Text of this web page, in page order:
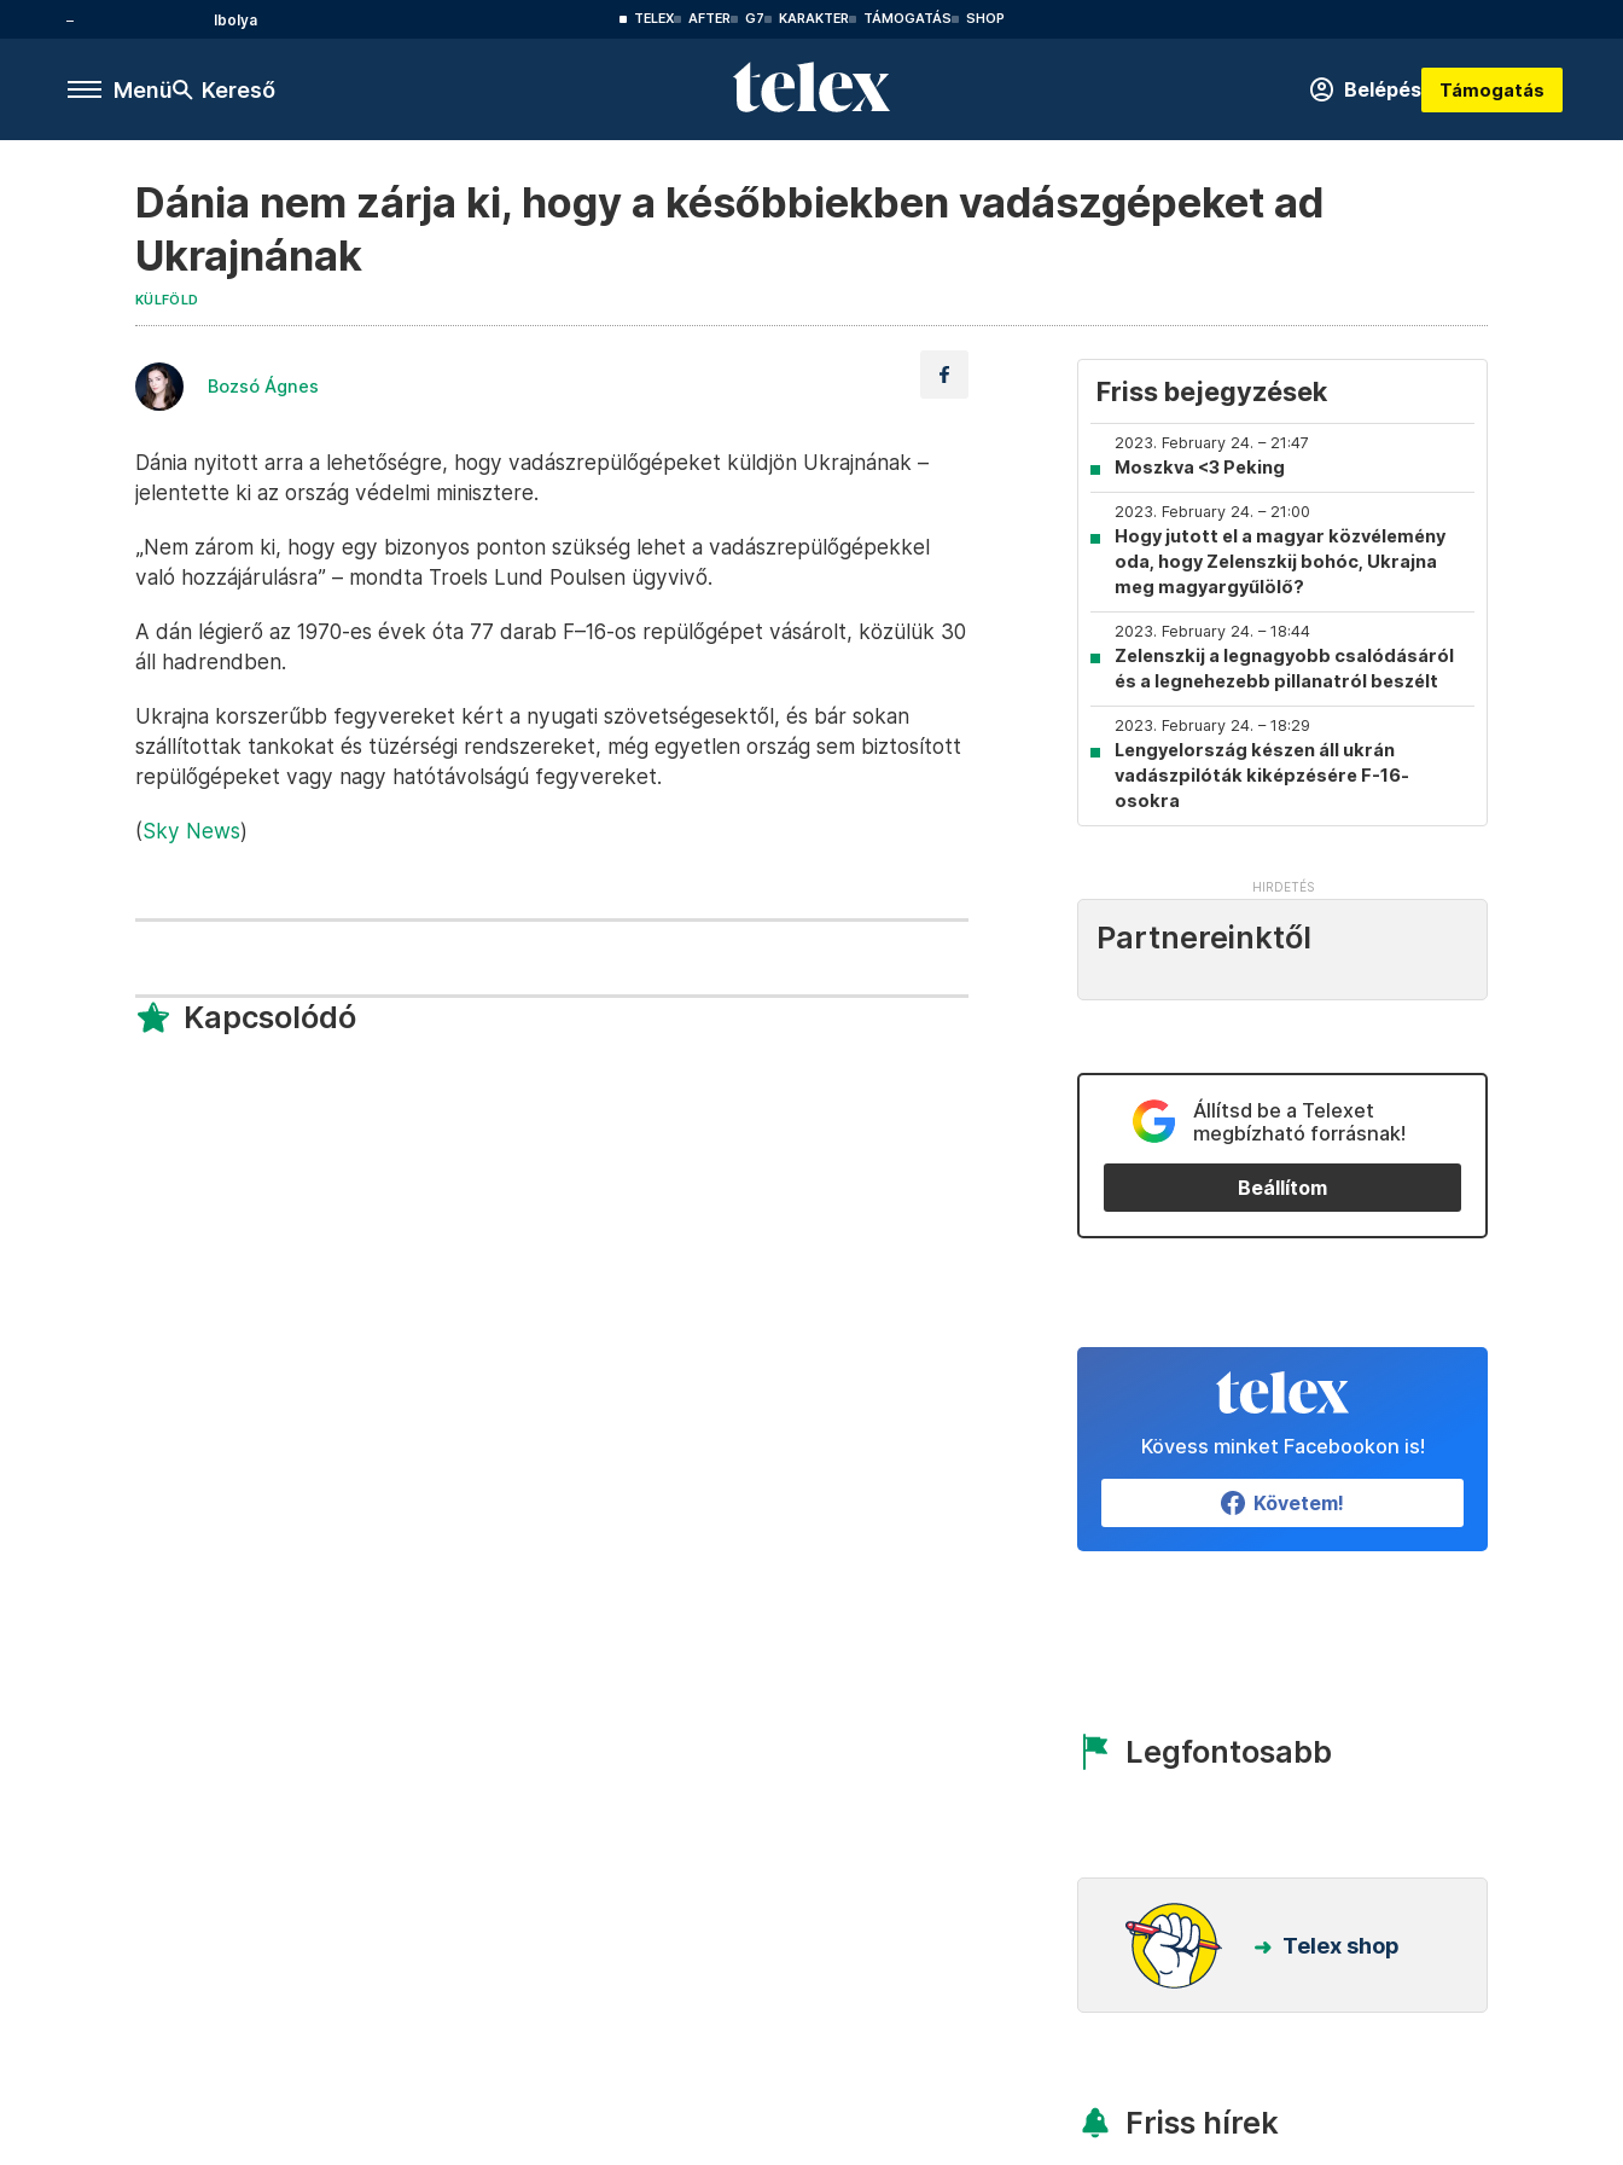
Ibolya TELEX AFTER G7 KARAKTER TÁMOGATÁS SHOP
Menü Kereső Belépés Támogatás
Dánia nem zárja ki, hogy a későbbiekben vadászgépeket ad
Ukrajnának
KÜLFÖLD
Bozsó Ágnes
Dánia nyitott arra a lehetőségre, hogy vadászrepülőgépeket küldjön Ukrajnának –
jelentette ki az ország védelmi minisztere.
„Nem zárom ki, hogy egy bizonyos ponton szükség lehet a vadászrepülőgépekkel
való hozzájárulásra” – mondta Troels Lund Poulsen ügyvivő.
A dán légierő az 1970-es évek óta 77 darab F–16-os repülőgépet vásárolt, közülük 30
áll hadrendben.
Ukrajna korszerűbb fegyvereket kért a nyugati szövetségesektől, és bár sokan
szállítottak tankokat és tüzérségi rendszereket, még egyetlen ország sem biztosított
repülőgépeket vagy nagy hatótávolságú fegyvereket.
(Sky News)
Kapcsolódó
Friss bejegyzések
2023. February 24. – 21:47
Moszkva <3 Peking
2023. February 24. – 21:00
Hogy jutott el a magyar közvélemény
oda, hogy Zelenszkij bohóc, Ukrajna
meg magyargyűlölő?
2023. February 24. – 18:44
Zelenszkij a legnagyobb csalódásáról
és a legnehezebb pillanatról beszélt
2023. February 24. – 18:29
Lengyelország készen áll ukrán
vadászpilóták kiképzésére F-16-
osokra
Partnereinktől
Állítsd be a Telexet
megbízható forrásnak!
Beállítom
Kövess minket Facebookon is!
Követem!
Legfontosabb
Telex shop
Friss hírek